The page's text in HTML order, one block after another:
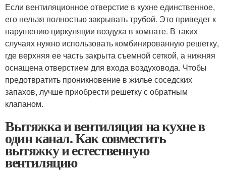
Если вентиляционное отверстие в кухне единственное,
его нельзя полностью закрывать трубой. Это приведет к
нарушению циркуляции воздуха в комнате. В таких
случаях нужно использовать комбинированную решетку,
где верхняя ее часть закрыта съемной сеткой, а нижняя
оснащена отверстием для входа воздуховода. Чтобы
предотвратить проникновение в жилье соседских
запахов, лучше приобрести решетку с обратным
клапаном.
Вытяжка и вентиляция на кухне в
один канал. Как совместить
вытяжку и естественную
вентиляцию